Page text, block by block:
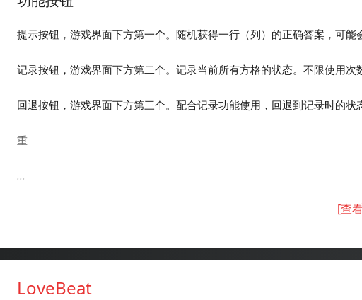
提示按钮，游戏界面下方第一个。随机获得一行（列）的正确答案，可
记录按钮，游戏界面下方第二个。记录当前所有方格的状态。不限使用次
回退按钮，游戏界面下方第三个。配合记录功能使用，回退到记录时的状
重
...
[查
LoveBeat